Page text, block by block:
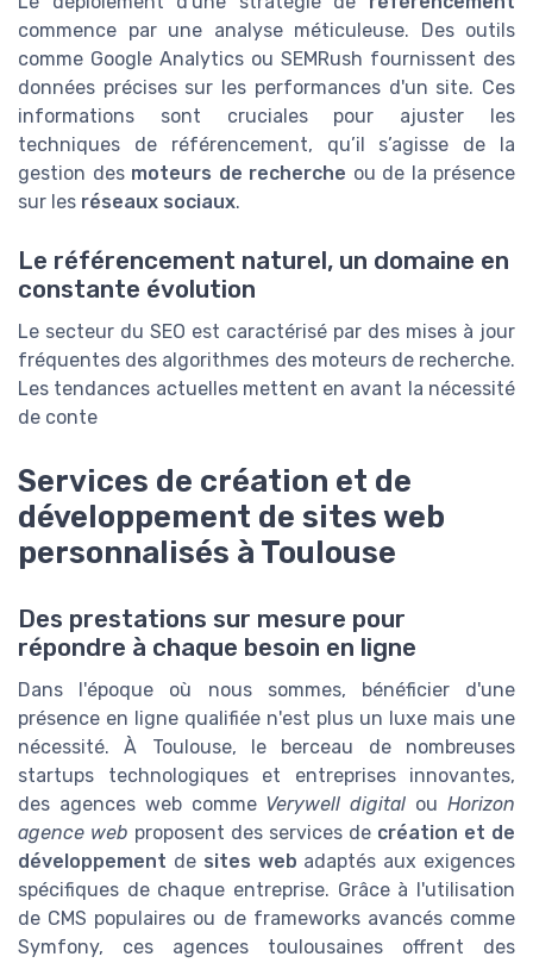
commence par une analyse méticuleuse. Des outils
comme Google Analytics ou SEMRush fournissent des
données précises sur les performances d'un site. Ces
informations sont cruciales pour ajuster les
techniques de référencement, qu’il s’agisse de la
gestion des moteurs de recherche ou de la présence
sur les réseaux sociaux.
Le référencement naturel, un domaine en
constante évolution
Le secteur du SEO est caractérisé par des mises à jour
fréquentes des algorithmes des moteurs de recherche.
Les tendances actuelles mettent en avant la nécessité
de conte
Services de création et de
développement de sites web
personnalisés à Toulouse
Des prestations sur mesure pour
répondre à chaque besoin en ligne
Dans l'époque où nous sommes, bénéficier d'une
présence en ligne qualifiée n'est plus un luxe mais une
nécessité. À Toulouse, le berceau de nombreuses
startups technologiques et entreprises innovantes,
des agences web comme Verywell digital ouHorizon
agence web proposent des services de création et de
développement de sites web adaptés aux exigences
spécifiques de chaque entreprise. Grâce à l'utilisation
de CMS populaires ou de frameworks avancés comme
Symfony, ces agences toulousaines offrent des